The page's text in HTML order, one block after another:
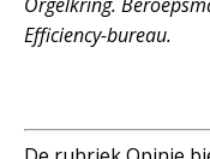
Efficiency-bureau.